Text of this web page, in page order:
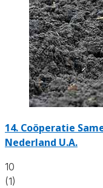
14. Coöperatie
Nederland U.A.
10
(1)